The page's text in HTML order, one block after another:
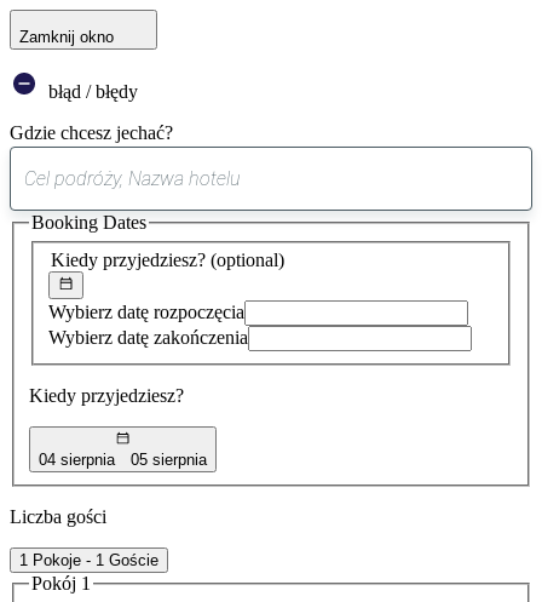
Zamknij okno
błąd / błędy
Gdzie chcesz jechać?
sugestia
została
znaleziona
Kiedy przyjedziesz? (optional)
Wybierz datę rozpoczęcia
Wybierz datę zakończenia
Kiedy przyjedziesz?
04 sierpnia 05 sierpnia
Booking Dates
Liczba gości
1 Pokoje - 1 Goście
Pokój 1